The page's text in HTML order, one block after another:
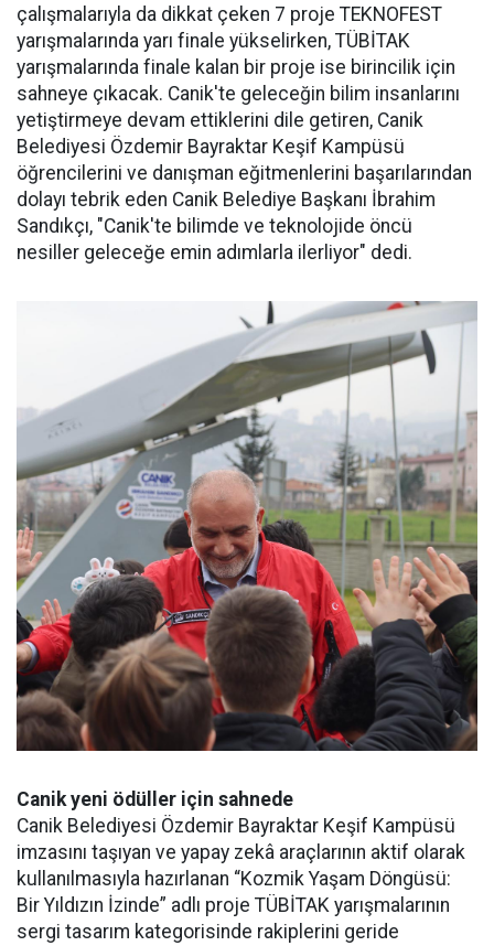
çalışmalarıyla da dikkat çeken 7 proje TEKNOFEST
yarışmalarında yarı finale yükselirken, TÜBİTAK
yarışmalarında finale kalan bir proje ise birincilik için
sahneye çıkacak. Canik'te geleceğin bilim insanlarını
yetiştirmeye devam ettiklerini dile getiren, Canik
Belediyesi Özdemir Bayraktar Keşif Kampüsü
öğrencilerini ve danışman eğitmenlerini başarılarından
dolayı tebrik eden Canik Belediye Başkanı İbrahim
Sandıkçı, "Canik'te bilimde ve teknolojide öncü
nesiller geleceğe emin adımlarla ilerliyor" dedi.
Canik yeni ödüller için sahnede
Canik Belediyesi Özdemir Bayraktar Keşif Kampüsü
imzasını taşıyan ve yapay zekâ araçlarının aktif olarak
kullanılmasıyla hazırlanan “Kozmik Yaşam Döngüsü:
Bir Yıldızın İzinde” adlı proje TÜBİTAK yarışmalarının
sergi tasarım kategorisinde rakiplerini geride